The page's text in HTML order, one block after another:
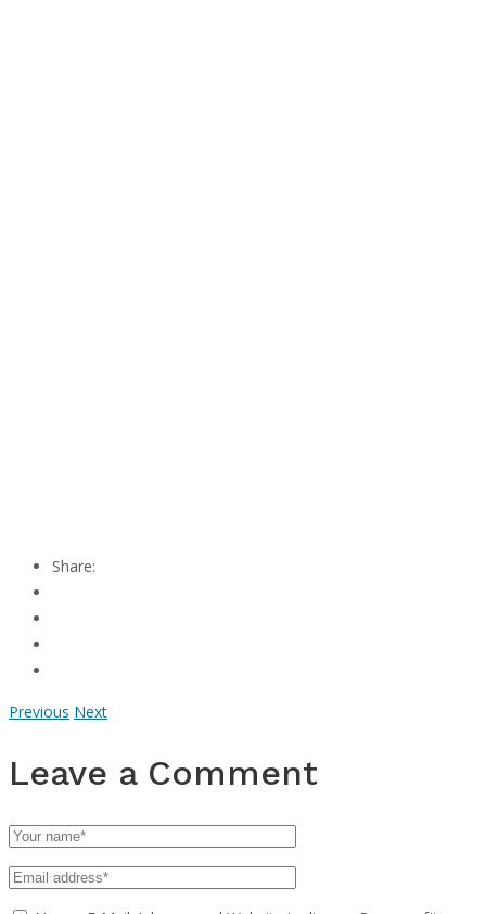
Share:
Previous Next
Leave a Comment